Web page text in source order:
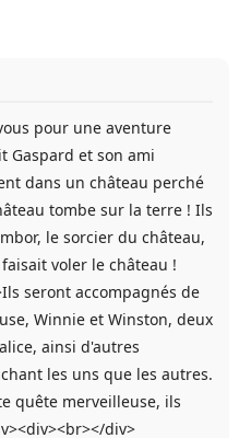
pour une aventure
Gaspard et son ami
dans un château perché
tombe sur la terre ! Ils
le sorcier du château,
voler le château !
seront accompagnés de
Winnie et Winston, deux
ainsi d'autres
les uns que les autres.
quête merveilleuse, ils
div>